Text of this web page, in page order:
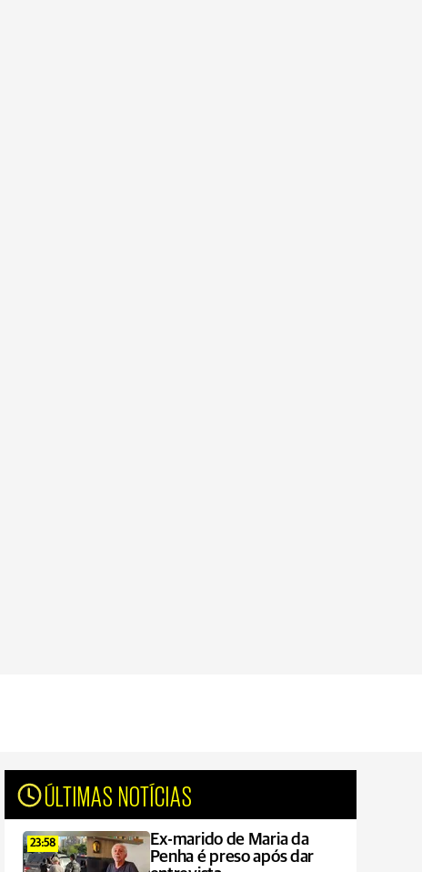
ÚLTIMAS NOTÍCIAS
23:58
Ex-marido de Maria da
Penha é preso após dar